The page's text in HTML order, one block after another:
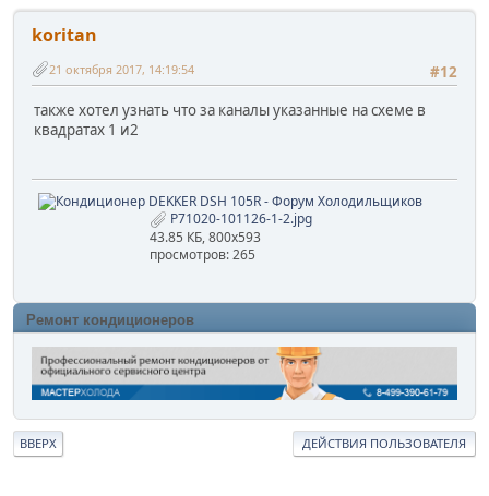
koritan
#12
21 октября 2017, 14:19:54
также хотел узнать что за каналы указанные на схеме в
квадратах 1 и2
P71020-101126-1-2.jpg
43.85 КБ, 800x593
просмотров: 265
Ремонт кондиционеров
ВВЕРХ ДЕЙСТВИЯ ПОЛЬЗОВАТЕЛЯ